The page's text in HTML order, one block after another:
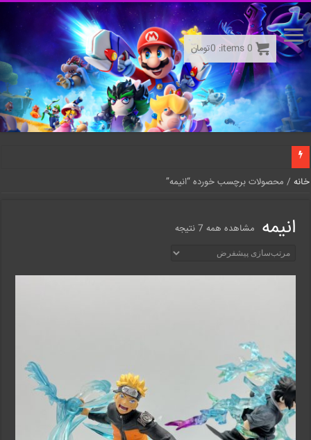
خانه / محصولات برچسب خورده “انیمه”
انیمه مشاهده همه 7 نتیجه
0
items:
0تومان